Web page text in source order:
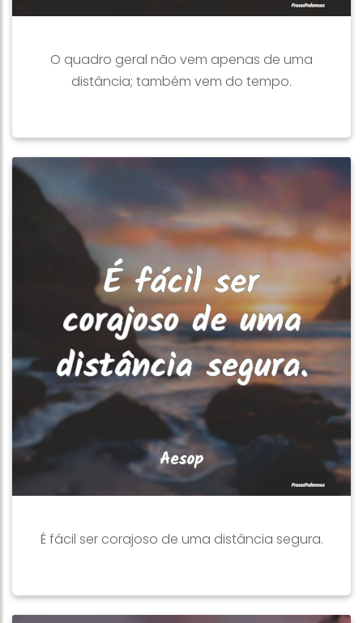
O quadro geral não vem apenas de uma
distância; também vem do tempo.
É fácil ser corajoso de uma distância segura.